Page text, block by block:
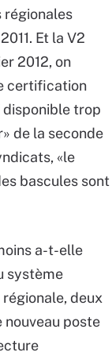
régionales
Et la V2
2012, on
certification
disponible trop
de la seconde
«le
bascules sont
a-t-elle
système
deux
poste